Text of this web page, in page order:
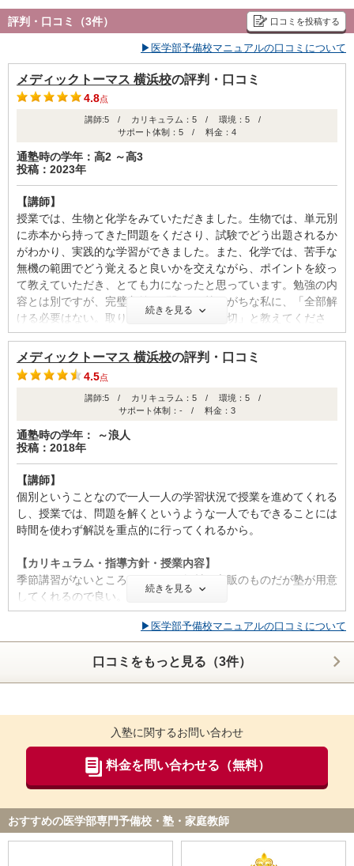
評判・口コミ（3件） 口コミを投稿する
▶医学部予備校マニュアルの口コミについて
メディックトーマス 横浜校の評判・口コミ
4.8点
講師:5 / カリキュラム：5 / 環境：5 /
サポート体制：5 / 料金：4
通塾時の学年：高2 ～高3
投稿：2023年
【講師】
授業では、生物と化学をみていただきました。生物では、単元別
に赤本から持ってきた問題をくださり、試験でどう出題されるか
がわかり、実践的な学習ができました。また、化学では、苦手な
無機の範囲でどう覚えると良いかを交えながら、ポイントを絞っ
て教えていただき、とても力になったと思っています。勉強の内
容とは別ですが、完璧主義で問題に固執しがちな私に、「全部解
ける必要はない。取りこぼさないことが大切」と教えてくださ
り、その言葉にとても支えられました。
【カリキュラム・指導方針・授業内容】
受験一年前という、ぎりぎりの段階で入塾したため、なるべく早
く基礎を固めて、その後に過去問を解いていくという方針でし
た。基礎を固める時に、自分で2、3周ほど問題集をやっていた
ので、夏明けぐらいから過去問に手をつけました。過去問は、科
目担当の先生と相談しながら、やる大学を決めました。
【校舎内外の環境について（自習室、交通の便、治安、立地な
ど） 】
木目調の落ち着いた雰囲気です。フロア一階分ほどで大きい校舎
ではないかもしれませんが、色が統一されていて、身長より大き
て、仕切りのある自習室があります。皆が医学部を目指している
ため、自習室は静かで、良い緊張感を感じることができます。
模試ごとに面談をしてくださった為、一ヶ月毎に力をいれて対策
験校についても、自分の得意不得意を考慮して向いている大学を
お勧めしていただき、合格した3校中2校は勧められて受験を決
ています。
【料金】
普通の授業に加えてTA（医大生に勉強を見てもらえる）もある
ので妥当だと思います。医学部の過去問がほぼ全て揃っており、
とを踏まえると、値段以上の満足度でした。
続きを見る
メディックトーマス 横浜校の評判・口コミ
4.5点
講師:5 / カリキュラム：5 / 環境：5 /
サポート体制：- / 料金：3
通塾時の学年： ～浪人
投稿：2018年
【講師】
個別ということなので一人一人の学習状況で授業を進めてくれる
し、授業では、問題を解くというような一人でもできることには
時間を使わず解説を重点的に行ってくれるから。
【カリキュラム・指導方針・授業内容】
季節講習がないところがいいし、教材は市販のものだが塾が用意
してくれるので良い。
【校舎内外の環境について（自習室、交通の便、治安、立地な
ど） 】
地下から通学できるし、駅からもそう遠くないので良い。
生徒数はあまり多くないので自習室が埋まることもないので良
たまに消防車等のサイレンや、外を走る車の音が聞こえるが集中
していれば気ならない。
高い。それだけです。だが、授業以外での面倒見の良さや、教材
費を含めたらまあしょうがないかなとも思う。
続きを見る
▶医学部予備校マニュアルの口コミについて
口コミをもっと見る（3件）
入塾に関するお問い合わせ
料金を問い合わせる（無料）
おすすめの医学部専門予備校・塾・家庭教師